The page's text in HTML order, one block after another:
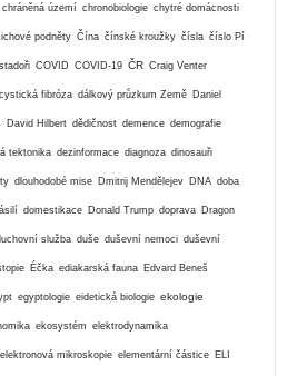
chráněná území chronobiologie chytré domácnosti
podněty Čína čínské kroužky čísla číslo Pí
COVID COVID-19 ČR Craig Venter
cystická fibróza dálkový průzkum Země Daniel
David Hilbert dědičnost demence demografie
tektonika dezinformace diagnoza dinosauři
dlouhodobé mise Dmitrij Mendělejev DNA doba
domestikace Donald Trump doprava Dragon
služba duše duševní nemoci duševní
Éčka ediakarská fauna Edvard Beneš
egyptologie eidetická biologie ekologie
ekosystém elektrodynamika
elektronová mikroskopie elementární částice ELI